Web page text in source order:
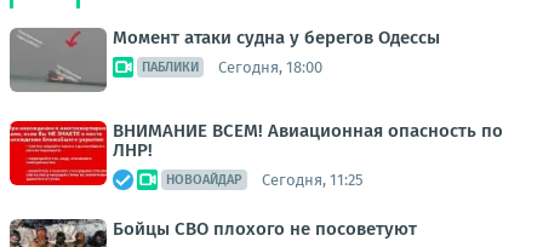
Момент атаки судна у берегов Одессы
ПАБЛИКИ Сегодня, 18:00
ВНИМАНИЕ ВСЕМ! Авиационная опасность по
ЛНР!
НОВОАЙДАР Сегодня, 11:25
Бойцы СВО плохого не посоветуют